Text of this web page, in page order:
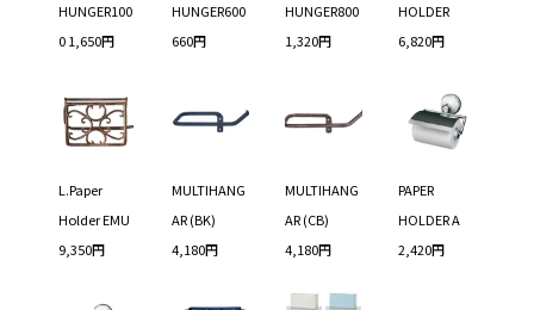
HUNGER100
0 1,650円
HUNGER600
660円
HUNGER800
1,320円
HOLDER
6,820円
L.Paper
Holder EMU
9,350円
MULTIHANG
AR (BK)
4,180円
MULTIHANG
AR (CB)
4,180円
PAPER
HOLDER A
2,420円